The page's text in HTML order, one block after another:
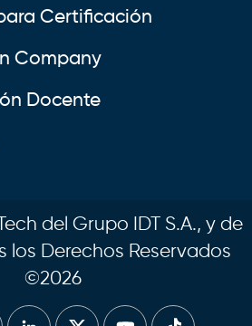
Certificación
Company
Docente
del Grupo IDT S.A., y de
los Derechos Reservados
©2026